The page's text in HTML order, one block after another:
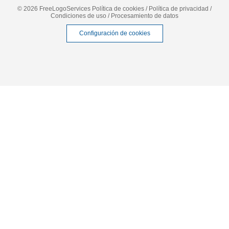
© 2026 FreeLogoServices Política de cookies / Política de privacidad /
Condiciones de uso / Procesamiento de datos
Configuración de cookies